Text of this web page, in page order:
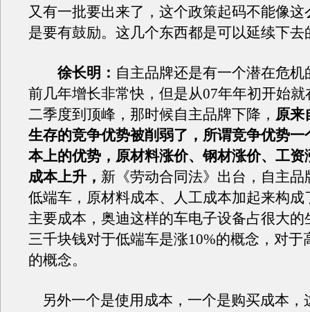
又有一批要出来了，这个政策起码不能像这
是要有鼓励。这几个东西都是可以延续下去
徐长明： 自主品牌还是有一个潜在危机
前几年增长非常快，但是从07年年初开始就
二季度到顶峰，那时候自主品牌下降， 原来
生存的竞争优势被削弱了，所谓竞争优势一
本上的优势，原材料涨价、钢材涨价、工资
成本上升， 新《劳动合同法》出台，自主品
低端车，原材料成本、人工成本加起来构成
主要成本，奥迪这样的车电子设备占很大的
三千块钱对于低端车是涨10%的概念，对于
的概念。
另外一个是使用成本，一个是购买成本，